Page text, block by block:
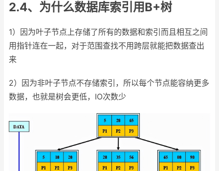
2.4、为什么数据库索引用B+树
1）因为叶子节点上存储了所有的数据和索引而且相互之间
用指针连在一起，对于范围查找不用跨层就能把数据查出
来
2）因为非叶子节点不存储索引，所以每个节点能容纳更多
数据，也就是树会更低，IO次数少